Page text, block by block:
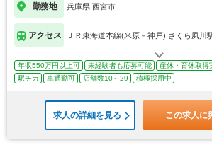
勤務地 兵庫県 西宮市
アクセス ＪＲ東海道本線(米原－神戸) さくら夙川
年収550万円以上可 未経験者も応募可能 産休・育休取得
駅チカ
車通勤可 店舗数10～29 積極採用中
求人の詳細を見る この求人に